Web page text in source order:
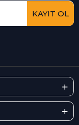
KAYIT OL